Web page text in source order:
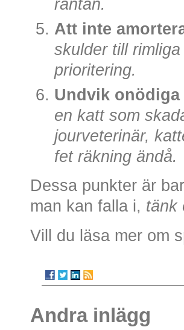
räntan.
Att inte
skulder till
prioritering.
Undvik
en katt som
jourveterinär,
fet räkning ändå.
Dessa punkter är
man kan falla i, tänk
Vill du läsa mer om
Andra inlägg